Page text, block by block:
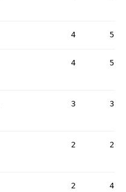
4 5
4 5
3 3
2 2
2 4